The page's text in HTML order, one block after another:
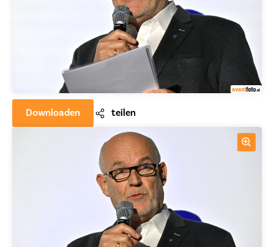
Downloaden teilen